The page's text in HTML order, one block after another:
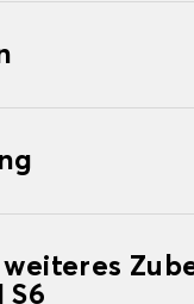
weiteres
S6